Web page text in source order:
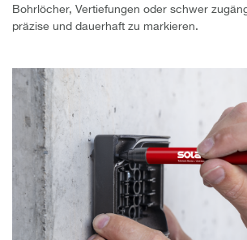
Bohrlöcher, Vertiefungen oder schwer
präzise und dauerhaft zu markieren.